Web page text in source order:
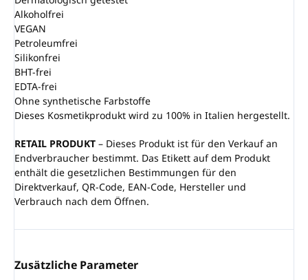
Alkoholfrei
VEGAN
Petroleumfrei
Silikonfrei
BHT-frei
EDTA-frei
Ohne synthetische Farbstoffe
Dieses Kosmetikprodukt wird zu 100% in Italien hergestellt.
RETAIL PRODUKT – Dieses Produkt ist für den Verkauf an
Endverbraucher bestimmt. Das Etikett auf dem Produkt
enthält die gesetzlichen Bestimmungen für den
Direktverkauf, QR-Code, EAN-Code, Hersteller und
Verbrauch nach dem Öffnen.
Zusätzliche Parameter